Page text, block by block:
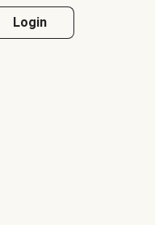
Login